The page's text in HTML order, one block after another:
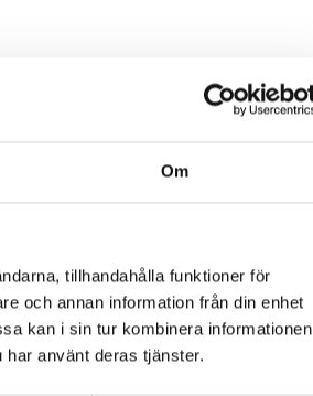
Om
tillhandahålla funktioner för
och annan information från din enhet
kan i sin tur kombinera informationen
använt deras tjänster.